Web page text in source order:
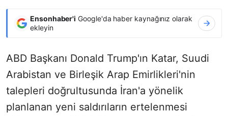
Ensonhaber'i Google'da haber kaynağınız olarak
ekleyin
ABD Başkanı Donald Trump'ın Katar, Suudi
Arabistan ve Birleşik Arap Emirlikleri'nin
talepleri doğrultusunda İran'a yönelik
planlanan yeni saldırıların ertelenmesi